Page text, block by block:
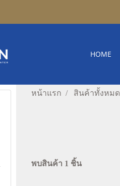
HOME
หน้าแรก สินค้าทั้งหมด
พบสินค้า 1 ชิ้น